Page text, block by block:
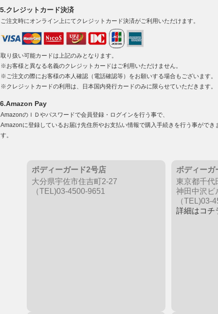
5.クレジットカード決済
ご注文時にオンライン上にてクレジットカード決済がご利用いただけます。
取り扱い可能カードは上記のみとなります。
※お客様と異なる名義のクレジットカードはご利用いただけません。
※ご注文の際にお客様の本人確認（電話確認等）をお願いする場合もございます。
※クレジットカードの利用は、日本国内発行カードのみに限らせていただきます。
6.Amazon Pay
AmazonのＩＤやパスワードで会員登録・ログインを行う事で、
Amazonに登録しているお届け先住所やお支払い情報で購入手続きを行う事ができ
す。
ボディーガード2号店
大分県宇佐市住吉町2-27
（TEL)03-4500-9651
ボディーガ
東京都千代
神田中沢ビ
（TEL)03-
詳細はコチ